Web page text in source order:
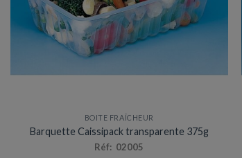
la
page
du
BOITE FRAÎCHEUR
Barquette Caissipack transparente 375g
Réf: 02005